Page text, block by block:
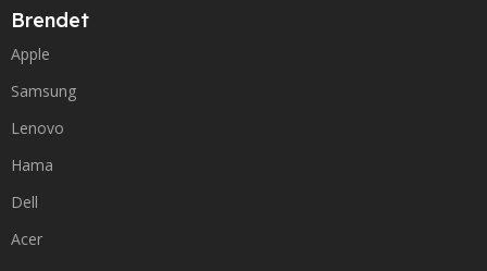
Brendet
Apple
Samsung
Lenovo
Hama
Dell
Acer